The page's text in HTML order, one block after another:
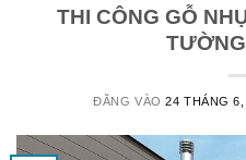
THI CÔNG GỖ
ĐĂNG VÀO24 THÁNG 6,